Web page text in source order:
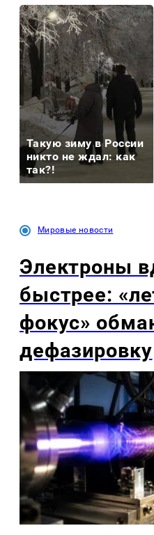
Такую зиму в России
никто не ждал: как
так?!
Мировые новости
Электроны
быстрее:
фокус»
дефазировку